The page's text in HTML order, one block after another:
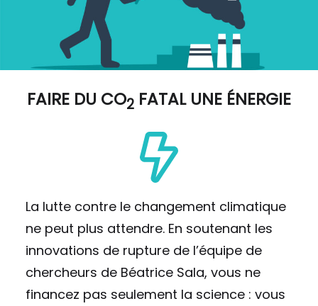
FAIRE DU CO2 FATAL UNE ÉNERGIE
La lutte contre le changement climatique
ne peut plus attendre. En soutenant les
innovations de rupture de l’équipe de
chercheurs de Béatrice Sala, vous ne
financez pas seulement la science : vous